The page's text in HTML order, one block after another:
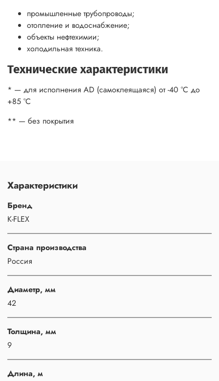
промышленные трубопроводы;
отопление и водоснабжение;
объекты нефтехимии;
холодильная техника.
Технические характеристики
* — для исполнения AD (самоклеящаяся) от -40 °С до
+85 °С
** — без покрытия
Характеристики
Бренд
K-FLEX
Страна производства
Россия
Диаметр, мм
42
Толщина, мм
9
Длина, м